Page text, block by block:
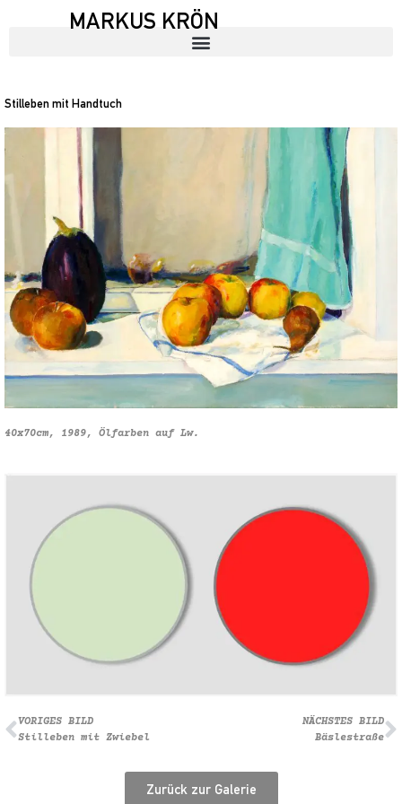
MARKUS KRÖN
Stilleben mit Handtuch
40x70cm, 1989, Ölfarben auf Lw.
VORIGES BILD
Stilleben mit Zwiebel
NÄCHSTES BILD
Bäslestraße
Zurück zur Galerie